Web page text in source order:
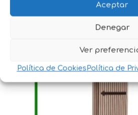
Aceptar
Denegar
Ver
Política de Cookies Política de
Productos